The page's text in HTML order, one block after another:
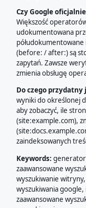
Czy Google
Większość
udokumentowana
półudokumentowane
(before: / after:) są
zapytań. Zawsze
zmienia obsługę
Do czego
wyniki do określonej
aby zobaczyć, ile
(site:example.com),
zaindeksowanych
Keywords: generator
zaawansowane
wyszukiwanie
wyszukiwania
zaawansowane